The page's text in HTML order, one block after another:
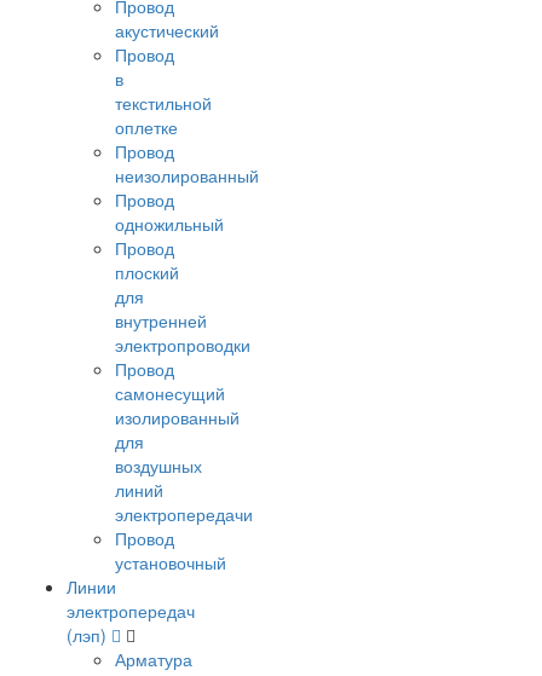
Провод
акустический
Провод
в
текстильной
оплетке
Провод
неизолированный
Провод
одножильный
Провод
плоский
для
внутренней
электропроводки
Провод
самонесущий
изолированный
для
воздушных
линий
электропередачи
Провод
установочный
Линии
электропередач
(лэп)
Арматура